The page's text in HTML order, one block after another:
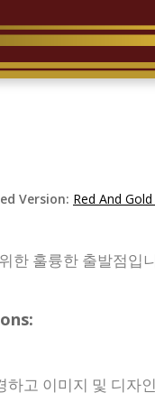
Version: Red And
한 훌륭한 출발점입
고 이미지 및 디자